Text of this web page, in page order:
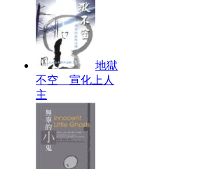
地獄
不空 宣化上人
主